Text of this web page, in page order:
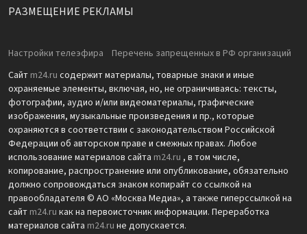
РАЗМЕЩЕНИЕ РЕКЛАМЫ
Настройки телеэфира
Перечень запрещенных в РФ организаций
Сайт m24.ru содержит материалы, товарные знаки и иные
охраняемые элементы, включая, но, не ограничиваясь: тексты,
фотографии, аудио и/или видеоматериалы, графические
изображения, музыкальные произведения и пр., которые
охраняются в соответствии с законодательством Российской
Федерации об авторском праве и смежных правах. Любое
использование материалов сайта m24.ru , в том числе,
копирование, распространение или опубликование, обязательно
должно сопровождаться знаком копирайт со ссылкой на
правообладателя © АО «Москва Медиа», а также гиперссылкой на
сайт m24.ru как на первоисточник информации. Переработка
материалов сайта m24.ru не допускается.